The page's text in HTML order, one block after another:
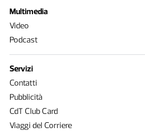
Multimedia
Video
Podcast
Servizi
Contatti
Pubblicità
CdT Club Card
Viaggi del Corriere